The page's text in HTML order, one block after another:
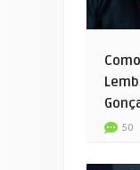
50